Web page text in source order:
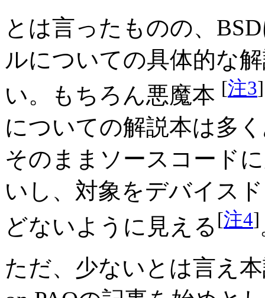
とは言ったものの、
ルについての具体的な
い。もちろん悪魔本 [注3]
についての解説本は多
そのままソースコード
いし、対象をデバイス
どないように見える [注4]
ただ、少ないとは言え本